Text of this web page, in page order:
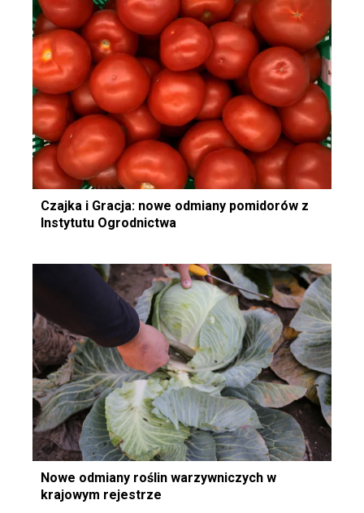
Czajka i Gracja: nowe odmiany pomidorów z
Instytutu Ogrodnictwa
Nowe odmiany roślin warzywniczych w
krajowym rejestrze